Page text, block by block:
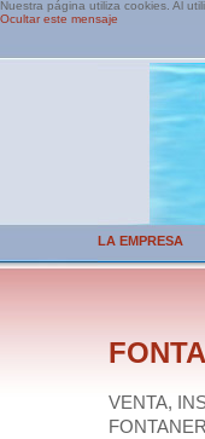
Nuestra página utiliza cookies. Al
Ocultar este mensaje
LA EMPRESA
VENTA,